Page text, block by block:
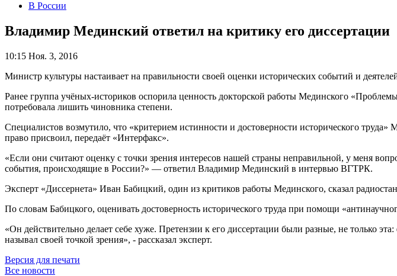
В России
Владимир Мединский ответил на критику его диссертации
10:15 Ноя. 3, 2016
Министр культуры настаивает на правильности своей оценки исторических событий и
Ранее группа учёных-историков оспорила ценность докторской работы Мединского
потребовала лишить чиновника степени.
Специалистов возмутило, что «критерием истинности и достоверности исторического
право присвоил, передаёт «Интерфакс».
«Если они считают оценку с точки зрения интересов нашей страны неправильной, у меня
события, происходящие в России?» — ответил Владимир Мединский в интервью ВГТРК.
Эксперт «Диссернета» Иван Бабицкий, один из критиков работы Мединского, сказал
По словам Бабицкого, оценивать достоверность исторического труда при помощи
«Он действительно делает себе хуже. Претензии к его диссертации были разные, не только
называл своей точкой зрения», - рассказал эксперт.
Версия для печати
Все новости